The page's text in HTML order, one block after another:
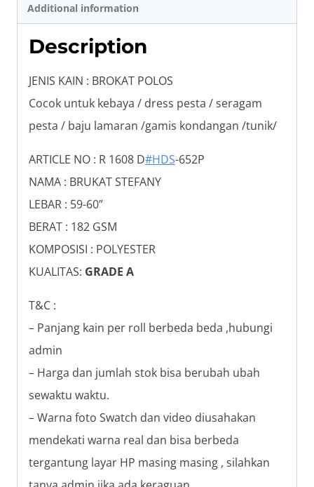
Additional information
Description
JENIS KAIN : BROKAT POLOS
Cocok untuk kebaya / dress pesta / seragam
pesta / baju lamaran /gamis kondangan /tunik/
ARTICLE NO : R 1608 D#HDS-652P
NAMA : BRUKAT STEFANY
LEBAR : 59-60”
BERAT : 182 GSM
KOMPOSISI : POLYESTER
KUALITAS: GRADE A
T&C :
– Panjang kain per roll berbeda beda ,hubungi
admin
– Harga dan jumlah stok bisa berubah ubah
sewaktu waktu.
– Warna foto Swatch dan video diusahakan
mendekati warna real dan bisa berbeda
tergantung layar HP masing masing , silahkan